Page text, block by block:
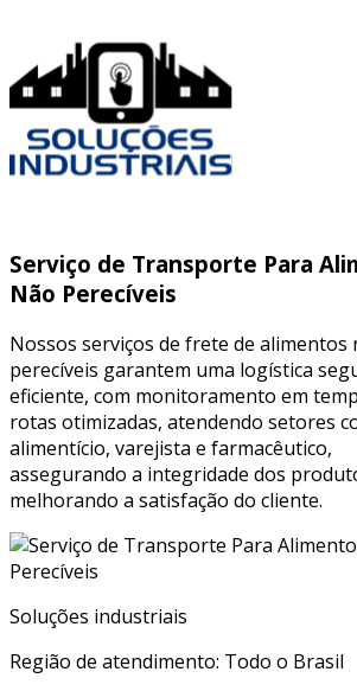
Serviço de Transporte Para
Não Perecíveis
Nossos serviços de frete de alimentos
perecíveis garantem uma logística
eficiente, com monitoramento em
rotas otimizadas, atendendo setores
alimentício, varejista e farmacêutico,
assegurando a integridade dos
melhorando a satisfação do cliente.
Soluções industriais
Região de atendimento: Todo o Brasil